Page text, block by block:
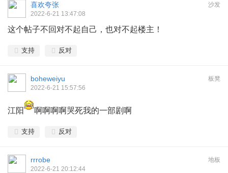
沙发
喜欢夸张
2022-6-21 13:47:08
这个帖子不回对不起自己，也对不起楼主！
支持 反对
板凳
boheweiyu
2022-6-21 15:57:56
江阳 啊啊啊啊哭死我的一部剧啊
支持 反对
地板
rrrobe
2022-6-21 20:12:44